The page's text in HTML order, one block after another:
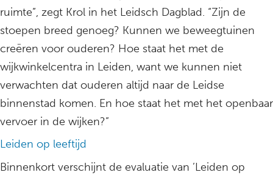
ruimte”, zegt Krol in het Leidsch Dagblad. “Zijn de
stoepen breed genoeg? Kunnen we beweegtuinen
creëren voor ouderen? Hoe staat het met de
wijkwinkelcentra in Leiden, want we kunnen niet
verwachten dat ouderen altijd naar de Leidse
binnenstad komen. En hoe staat het met het openbaar
vervoer in de wijken?”
Leiden op leeftijd
Binnenkort verschijnt de evaluatie van ’Leiden op